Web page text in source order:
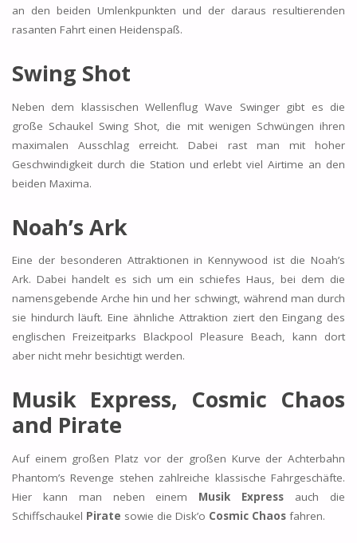
an den beiden Umlenkpunkten und der daraus resultierenden
rasanten Fahrt einen Heidenspaß.
Swing Shot
Neben dem klassischen Wellenflug Wave Swinger gibt es die
große Schaukel Swing Shot, die mit wenigen Schwüngen ihren
maximalen Ausschlag erreicht. Dabei rast man mit hoher
Geschwindigkeit durch die Station und erlebt viel Airtime an den
beiden Maxima.
Noah’s Ark
Eine der besonderen Attraktionen in Kennywood ist die Noah’s
Ark. Dabei handelt es sich um ein schiefes Haus, bei dem die
namensgebende Arche hin und her schwingt, während man durch
sie hindurch läuft. Eine ähnliche Attraktion ziert den Eingang des
englischen Freizeitparks Blackpool Pleasure Beach, kann dort
aber nicht mehr besichtigt werden.
Musik Express, Cosmic Chaos
and Pirate
Auf einem großen Platz vor der großen Kurve der Achterbahn
Phantom’s Revenge stehen zahlreiche klassische Fahrgeschäfte.
Hier kann man neben einem Musik Express auch die
Schiffschaukel Pirate sowie die Disk’o Cosmic Chaosfahren.